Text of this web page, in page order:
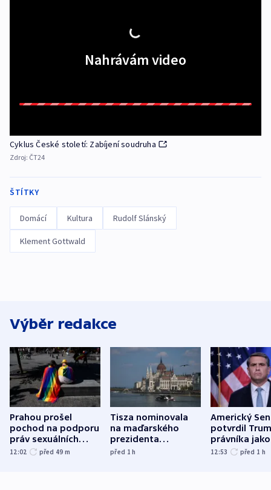
Nahrávám video
Cyklus České století: Zabíjení soudruha
Zdroj: ČT24
ŠTÍTKY
Domácí Kultura Rudolf Slánský
Klement Gottwald
Výběr redakce
Prahou prošel
pochod na podporu
práv sexuálních
menšin
12:02 před 49 m
Tisza nominovala
na maďarského
prezidenta
bývalého šéfa
před 1h
Americký
potvrdil
právníka jako
ministra
12:53 před 1 h